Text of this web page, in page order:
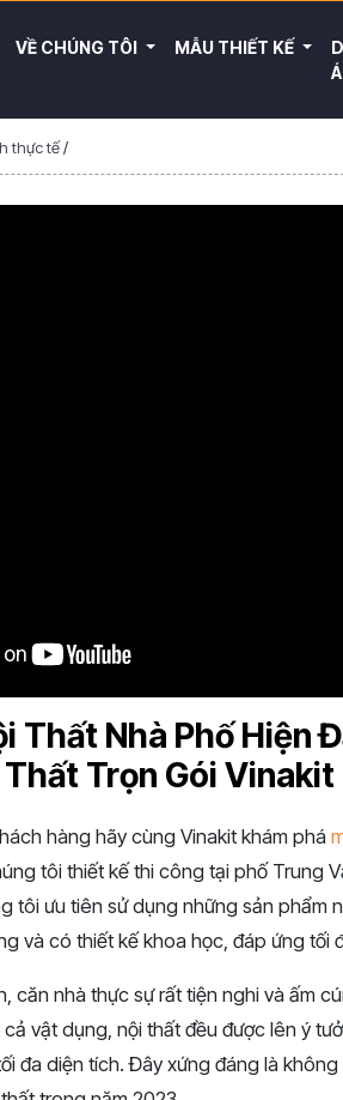
VỀ CHÚNG TÔI MẪU THIẾT KẾ
thực tế/
Thất Nhà Phố Hiện
Trọn Gói Vinakit
hàng hãy cùng Vinakit khám phá
tôi thiết kế thi công tại phố Trung
tôi ưu tiên sử dụng những sản phẩm
và có thiết kế khoa học, đáp ứng tối
căn nhà thực sự rất tiện nghi và ấm
vật dụng, nội thất đều được lên ý
đa diện tích. Đây xứng đáng là